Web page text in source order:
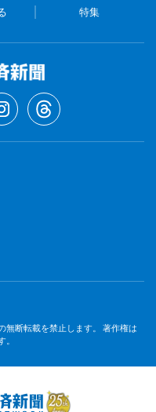
特集
無断転載を禁止します。 著作権は